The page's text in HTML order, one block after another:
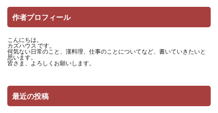
作者プロフィール
こんにちは。
カズハウス です。
何気ない日常のこと、漢料理、仕事のことについてなど、書いていきたいと
思います。
皆さま、よろしくお願いします。
最近の投稿